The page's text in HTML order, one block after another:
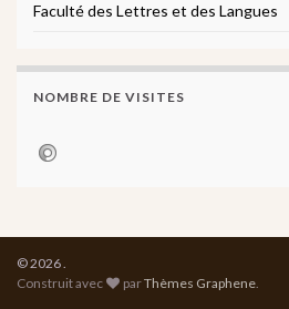
Faculté des Lettres et des Langues
NOMBRE DE VISITES
© 2026 .
Construit avec
parThèmes Graphene